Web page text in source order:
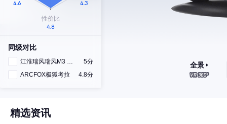
同级对比
江淮瑞风瑞风M3 PHEV
5分
ARCFOX极狐考拉
4.8分
全景
精选资讯